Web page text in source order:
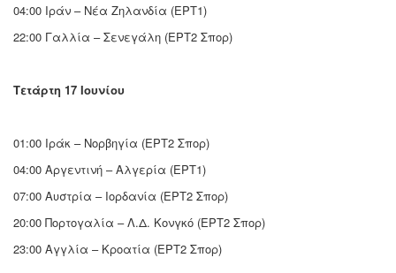
04:00 Ιράν – Νέα Ζηλανδία (ΕΡΤ1)
22:00 Γαλλία – Σενεγάλη (ΕΡΤ2 Σπορ)
Τετάρτη 17 Ιουνίου
01:00 Ιράκ – Νορβηγία (ΕΡΤ2 Σπορ)
04:00 Αργεντινή – Αλγερία (ΕΡΤ1)
07:00 Αυστρία – Ιορδανία (ΕΡΤ2 Σπορ)
20:00 Πορτογαλία – Λ.Δ. Κονγκό (ΕΡΤ2 Σπορ)
23:00 Αγγλία – Κροατία (ΕΡΤ2 Σπορ)